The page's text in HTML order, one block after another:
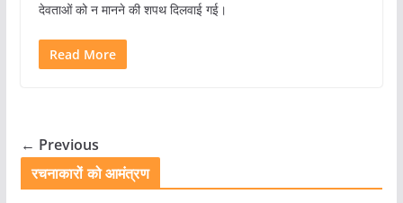
देवताओं को न मानने की शपथ दिलवाई गई।
Read More
← Previous
रचनाकारों को आमंत्रण